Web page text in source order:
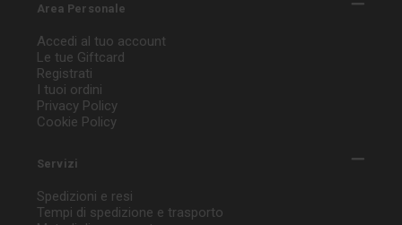
Area Personale
Accedi al tuo account
Le tue Giftcard
Registrati
I tuoi ordini
Privacy Policy
Cookie Policy
Servizi
Spedizioni e resi
Tempi di spedizione e trasporto